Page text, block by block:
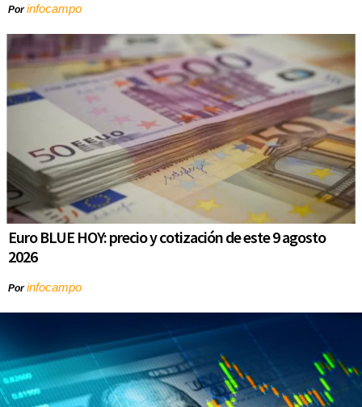
Porinfocampo
Euro BLUE HOY: precio y cotización de este 9 agosto
2026
Porinfocampo